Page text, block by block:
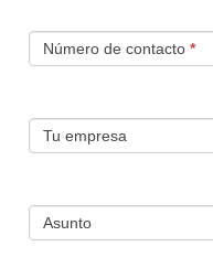
Número de contacto*
Tu empresa
Asunto